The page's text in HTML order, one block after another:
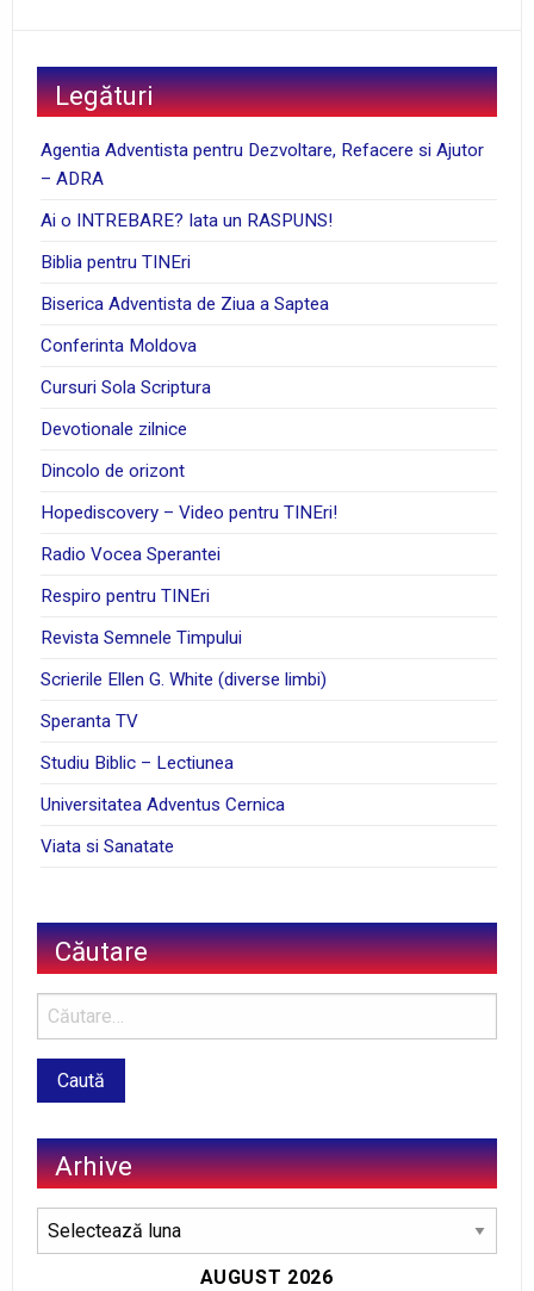
Legături
Agentia Adventista pentru Dezvoltare, Refacere si Ajutor
– ADRA
Ai o INTREBARE? Iata un RASPUNS!
Biblia pentru TINEri
Biserica Adventista de Ziua a Saptea
Conferinta Moldova
Cursuri Sola Scriptura
Devotionale zilnice
Dincolo de orizont
Hopediscovery – Video pentru TINEri!
Radio Vocea Sperantei
Respiro pentru TINEri
Revista Semnele Timpului
Scrierile Ellen G. White (diverse limbi)
Speranta TV
Studiu Biblic – Lectiunea
Universitatea Adventus Cernica
Viata si Sanatate
Căutare
Arhive
Arhive
AUGUST 2026